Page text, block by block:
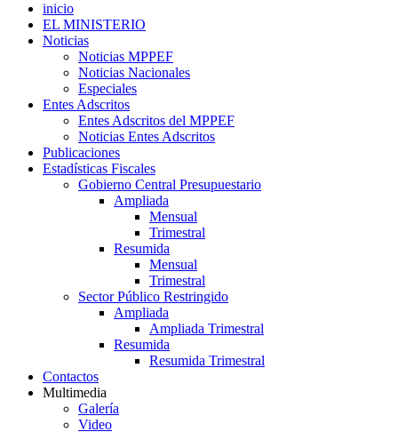
inicio
EL MINISTERIO
Noticias
Noticias MPPEF
Noticias Nacionales
Especiales
Entes Adscritos
Entes Adscritos del MPPEF
Noticias Entes Adscritos
Publicaciones
Estadísticas Fiscales
Gobierno Central Presupuestario
Ampliada
Mensual
Trimestral
Resumida
Mensual
Trimestral
Sector Público Restringido
Ampliada
Ampliada Trimestral
Resumida
Resumida Trimestral
Contactos
Multimedia
Galería
Video